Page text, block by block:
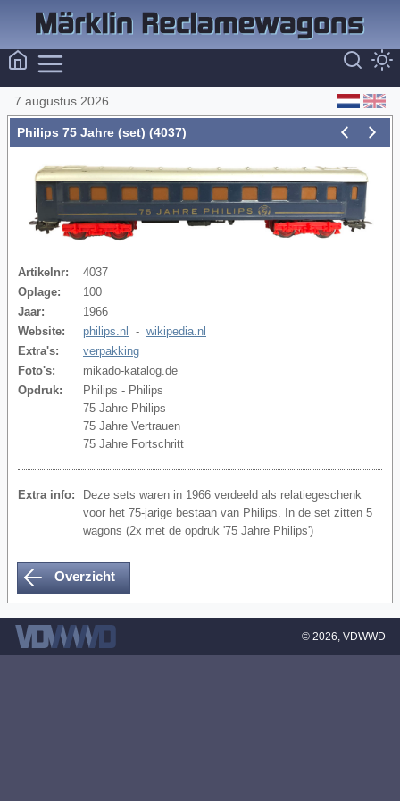
7 augustus 2026
Philips 75 Jahre (set) (4037)
Artikelnr:
4037
Oplage:
100
Jaar:
1966
Website:
philips.nl - wikipedia.nl
Extra's:
verpakking
Foto's:
mikado-katalog.de
Opdruk:
Philips - Philips
75 Jahre Philips
75 Jahre Vertrauen
75 Jahre Fortschritt
Extra info:
Deze sets waren in 1966 verdeeld als relatiegeschenk
voor het 75-jarige bestaan van Philips. In de set zitten 5
wagons (2x met de opdruk '75 Jahre Philips')
Overzicht
© 2026, VDWWD